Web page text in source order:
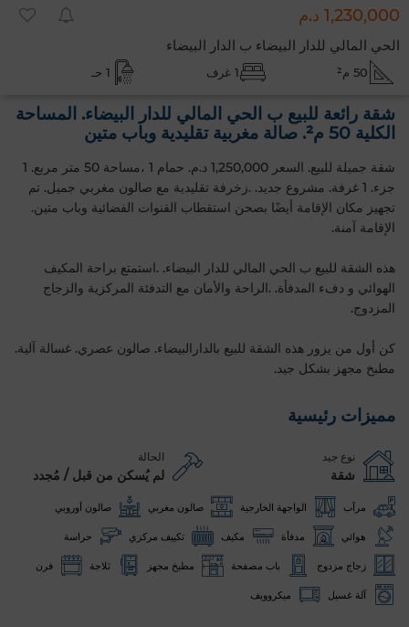
1,230,000 د.م
الحي المالي للدار البيضاء ب الدار البيضاء
50 م² 1 غرف 1 حـ
شقة رائعة للبيع ب الحي المالي للدار البيضاء. المساحة
الكلية 50 م². صالة مغربية تقليدية وباب متين
شقة جميلة للبيع. السعر 1,250,000 د.م. حمام 1 ،مساحة 50 متر مربع. 1
جزء. 1 غرفة. مشروع جديد. .زخرفة تقليدية مع صالون مغربي جميل. تم
تجهيز مكان الإقامة أيضًا بصحن استقطاب القنوات الفضائية وباب متين.
الإقامة آمنة.
هذه الشقة للبيع ب الحي المالي للدار البيضاء. .استمتع براحة المكيف
الهوائي و دفء المدفأة. .الراحة والأمان مع التدفئة المركزية والزجاج
المزدوج.
كن أول من يزور هذه الشقة للبيع بالدارالبيضاء. صالون عصري. غسالة آلية.
مطبخ مجهز بشكل جيد.
مميزات رئيسية
نوع جيد
شقة
الحالة
لم يُسكن من قبل / مُجدد
مرآب الواجهة الخارجية صالون مغربي صالون أوروبي
هوائي مدفأة مكيف تكييف مركزي حراسة
زجاج مزدوج باب مصفحة مطبخ مجهز ثلاجة فرن
آلة غسيل ميكروويف